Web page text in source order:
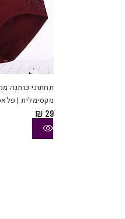
תחתוני כותנה
מקסימלית |
₪ 29